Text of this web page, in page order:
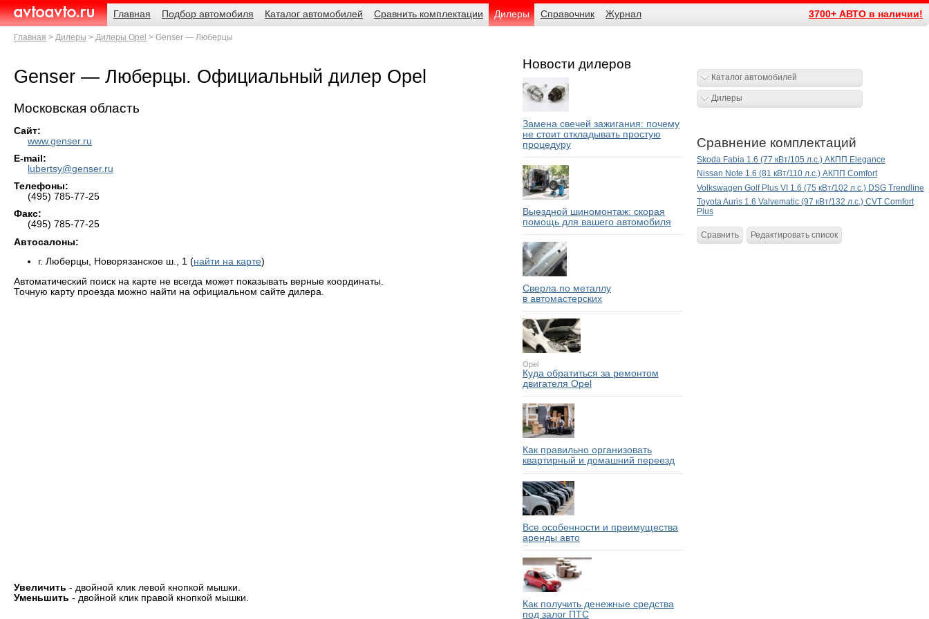
AvtoAvto.ru
Навигация
Главная
Подбор автомобиля Каталог автомобилей Сравнить комплектации Дилеры Справочник Журнал 3700+ АВТО в наличии!
Родительские
страницы
Главная Дилеры Дилеры Opel Genser — Люберцы
Genser — Люберцы. Официальный дилер Opel
Московская область
Сайт:
www.genser.ru
E-mail:
lubertsy@genser.ru
Телефоны:
(495) 785-77-25
Факс:
(495) 785-77-25
Автосалоны:
г. Люберцы, Новорязанское ш., 1 (найти на карте)
Автоматический поиск на карте не всегда может показывать верные координаты.
Точную карту проезда можно найти на официальном сайте дилера.
Увеличить - двойной клик левой кнопкой мышки.
Уменьшить - двойной клик правой кнопкой мышки.
Новости дилеров
Замена свечей зажигания: почему
не стоит откладывать простую
процедуру
Выездной шиномонтаж: скорая
помощь для вашего автомобиля
Сверла по металлу
в автомастерских
Opel
Куда обратиться за ремонтом
двигателя Opel
Как правильно организовать
квартирный и домашний переезд
Все особенности и преимущества
аренды авто
Как получить денежные средства
под залог ПТС
Каталог автомобилей
Дилеры
Сравнение комплектаций
Skoda Fabia 1.6 (77 кВт/105 л.с.) АКПП Elegance
Nissan Note 1.6 (81 кВт/110 л.с.) АКПП Comfort
Volkswagen Golf Plus VI 1.6 (75 кВт/102 л.с.) DSG Trendline
Toyota Auris 1.6 Valvematic (97 кВт/132 л.с.) CVT Comfort
Plus
Сравнить Редактировать список